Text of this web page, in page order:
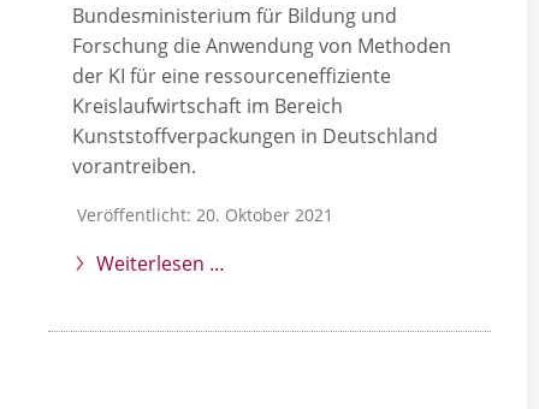
Bundesministerium für Bildung und
Forschung die Anwendung von Methoden
der KI für eine ressourceneffiziente
Kreislaufwirtschaft im Bereich
Kunststoffverpackungen in Deutschland
vorantreiben.
Veröffentlicht: 20. Oktober 2021
Weiterlesen …